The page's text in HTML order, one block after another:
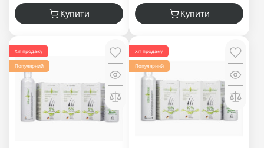
Купити Купити
Хіт продажу
Популярний
Хіт продажу
Популярний